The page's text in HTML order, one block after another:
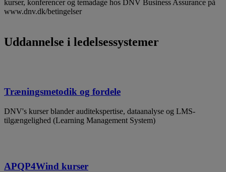
kurser, konferencer og temadage hos DNV Business Assurance på
www.dnv.dk/betingelser
Uddannelse i ledelsessystemer
Træningsmetodik og fordele
DNV's kurser blander auditekspertise, dataanalyse og LMS-
tilgængelighed (Learning Management System)
APQP4Wind kurser